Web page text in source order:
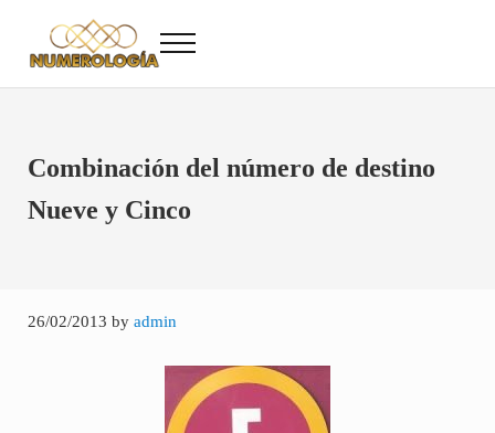
Numerología
Menu
Combinación del número de destino
Nueve y Cinco
26/02/2013 by admin